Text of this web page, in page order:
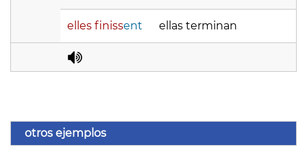
elles finissent ellas terminan
otros ejemplos